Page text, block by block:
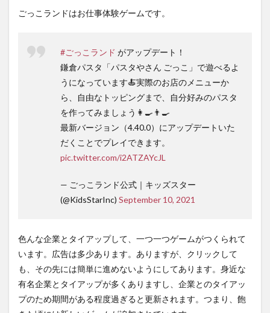
ごっこランドはお仕事体験ゲームです。
#ごっこランド がアップデート！
鎌倉パスタ「パスタやさん ごっこ」で遊べるよ
うになっています🍝実際のお店のメニューか
ら、自由なトッピングまで、自分好みのパスタ
を作ってみましょう👩‍🍳👨‍🍳
最新バージョン（4.40.0）にアップデートいた
だくことでプレイできます。
pic.twitter.com/i2ATZAYcJL
— ごっこランド公式｜キッズスター
(@KidsStarInc) September 10, 2021
色んな企業とタイアップして、一つ一つゲームがつくられて
います。広告は多少あります。ありますが、クリックして
も、その先には簡単に進めないようにしてあります。身近な
有名企業とタイアップが多くありますし、企業とのタイアッ
プのため期間がある程度過ぎると更新されます。つまり、飽